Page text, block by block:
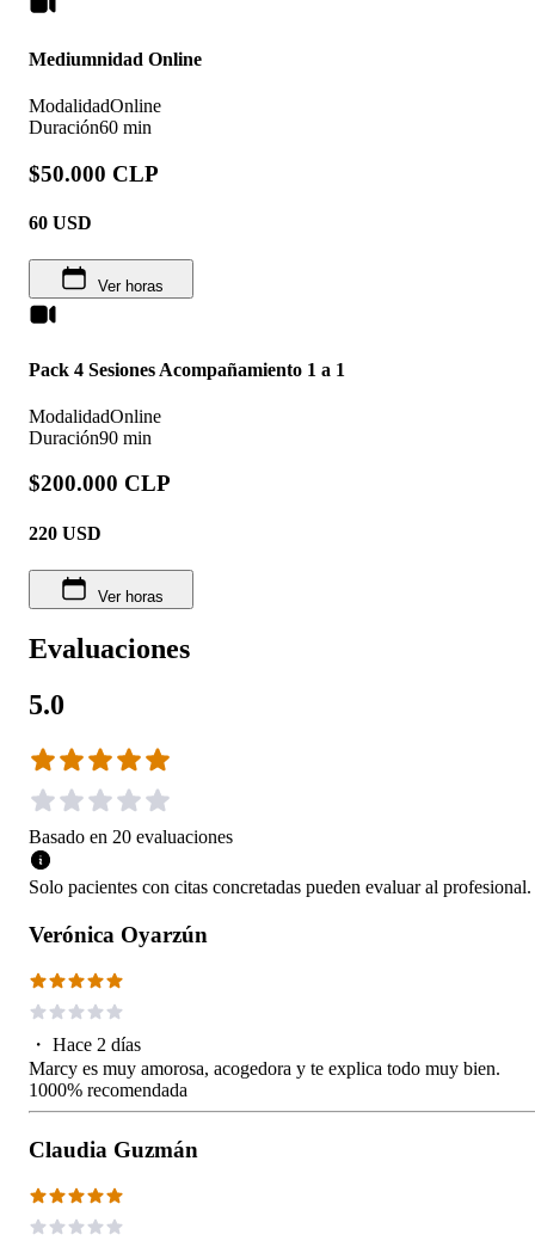
Mediumnidad Online
ModalidadOnline
Duración60 min
$50.000 CLP
60 USD
Ver horas
Pack 4 Sesiones Acompañamiento 1 a 1
ModalidadOnline
Duración90 min
$200.000 CLP
220 USD
Ver horas
Evaluaciones
5.0
Basado en 20 evaluaciones
Solo pacientes con citas concretadas pueden evaluar al profesional.
Verónica Oyarzún
・ Hace 2 días
Marcy es muy amorosa, acogedora y te explica todo muy bien.
1000% recomendada
Claudia Guzmán